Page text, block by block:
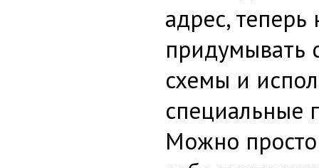
адрес, теперь
придумывать
схемы и
специальные
Можно просто